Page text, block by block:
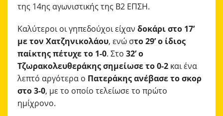
της 14ης αγωνιστικής της Β2 ΕΠΣΗ.
Καλύτεροι οι γηπεδούχοι είχαν δοκάρι στο 17’
με τον Χατζηνικολάου, ενώ στο 29’ ο ίδιος
παίκτης πέτυχε το 1-0. Στο 32’ ο
Τζωρακολευθεράκης σημείωσε το 0-2 και ένα
λεπτό αργότερα ο Πατεράκης ανέβασε το σκορ
στο 3-0, με το οποίο τελείωσε το πρώτο
ημίχρονο.